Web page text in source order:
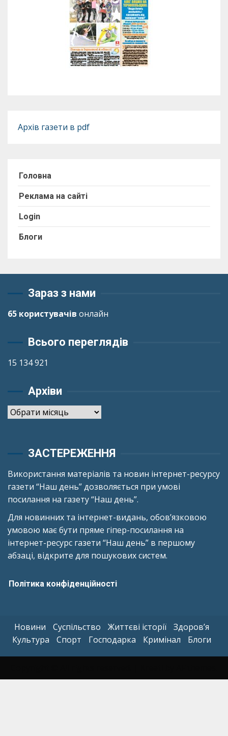
Архів газети в pdf
Головна
Реклама на сайті
Login
Блоги
Зараз з нами
65 користувачів онлайн
Всього переглядів
15 134 921
Архіви
Архіви
ЗАСТЕРЕЖЕННЯ
Використання матеріалів та новин інтернет-ресурсу
газети “Наш день” дозволяється при умові
посилання на газету “Наш день”.
Для новинних та інтернет-видань, обов’язковою
умовою має бути пряме гіпер-посилання на
інтернет-ресурс газети “Наш день” в першому
абзаці, відкрите для пошукових систем.
Політика конфіденційності
Новини Суспільство Життєві історії
Здоров’я
Культура
Спорт Господарка Кримінал Блоги